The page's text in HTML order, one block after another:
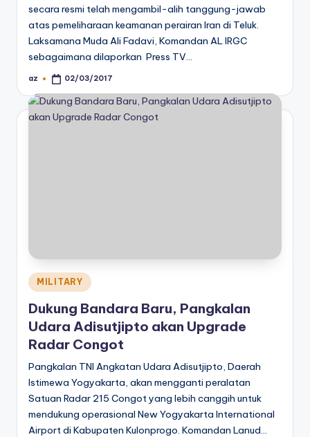
secara resmi telah mengambil-alih tanggung-jawab
atas pemeliharaan keamanan perairan Iran di Teluk.
Laksamana Muda Ali Fadavi, Komandan AL IRGC
sebagaimana dilaporkan Press TV…
Posted
az 02/03/2017
Posted
in
MILITARY
Dukung Bandara Baru, Pangkalan
Udara Adisutjipto akan Upgrade
Radar Congot
Pangkalan TNI Angkatan Udara Adisutjipto, Daerah
Istimewa Yogyakarta, akan mengganti peralatan
Satuan Radar 215 Congot yang lebih canggih untuk
mendukung operasional New Yogyakarta International
Airport di Kabupaten Kulonprogo. Komandan Lanud…